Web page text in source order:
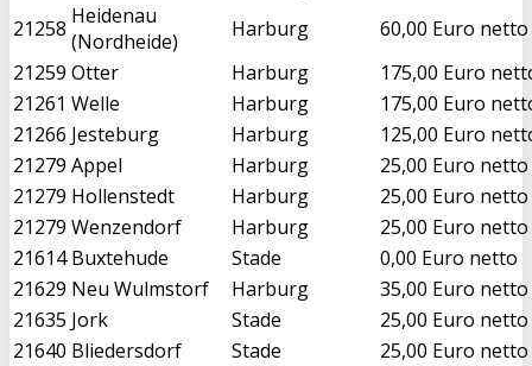
21258 Heidenau
(Nordheide)
Harburg
60,00 Euro netto
21259 Otter Harburg
175,00 Euro
21261 Welle Harburg
175,00 Euro
21266 Jesteburg Harburg
125,00 Euro
21279 Appel Harburg
25,00 Euro netto
21279 Hollenstedt Harburg
25,00 Euro netto
21279 Wenzendorf Harburg
25,00 Euro netto
21614 Buxtehude Stade
0,00 Euro netto
21629 Neu Wulmstorf Harburg
35,00 Euro netto
21635 Jork Stade
25,00 Euro netto
21640 Bliedersdorf Stade
25,00 Euro netto